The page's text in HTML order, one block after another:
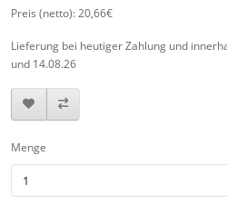
Preis (netto): 20,66€
Lieferung bei heutiger Zahlung und
und 14.08.26
Menge